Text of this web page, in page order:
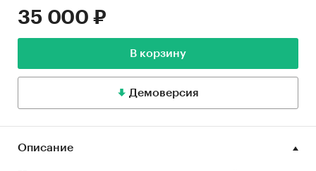
35 000 ₽
В корзину
Демоверсия
Описание